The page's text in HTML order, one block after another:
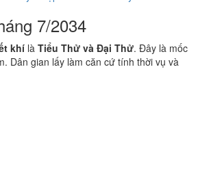
7/2034
khí là Tiểu Thử và Đại Thử. Đây là mốc
Dân gian lấy làm căn cứ tính thời vụ và